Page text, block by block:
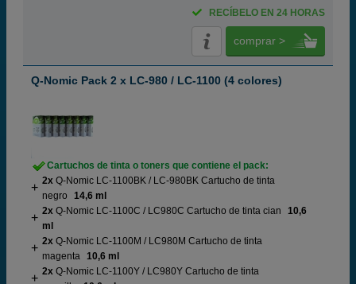
RECÍBELO EN 24 HORAS
comprar >
Q-Nomic Pack 2 x LC-980 / LC-1100 (4 colores)
Cartuchos de tinta o toners que contiene el pack:
2x Q-Nomic LC-1100BK / LC-980BK Cartucho de tinta
negro
14,6 ml
2x Q-Nomic LC-1100C / LC980C Cartucho de tinta cian
10,6
ml
2x Q-Nomic LC-1100M / LC980M Cartucho de tinta
magenta 10,6 ml
2x Q-Nomic LC-1100Y / LC980Y Cartucho de tinta